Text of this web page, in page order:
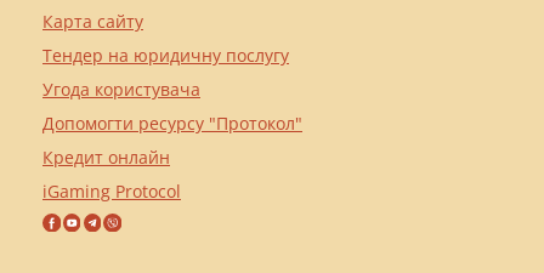
Карта сайту
Тендер на юридичну послугу
Угода користувача
Допомогти ресурсу "Протокол"
Кредит онлайн
iGaming Protocol